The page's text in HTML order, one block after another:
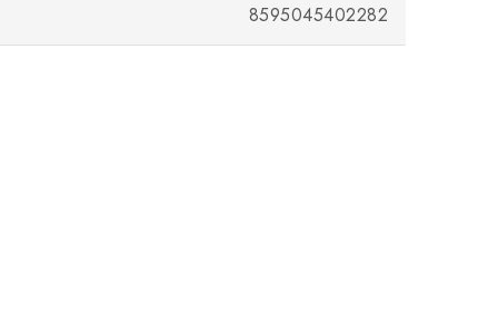
8595045402282